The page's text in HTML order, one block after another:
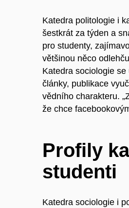
Katedra politologie i
šestkrát za týden a
pro studenty,
většinou něco
Katedra sociologie
články, publikace
vědního charakteru.
že chce
Profily
studenti
Katedra sociologie i